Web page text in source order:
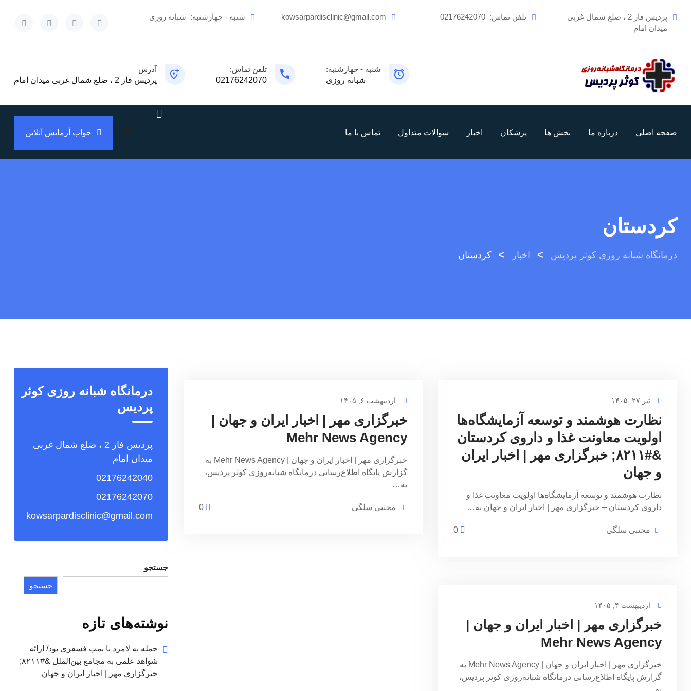
پردیس فاز 2 ، ضلع شمال غربی
میدان امام
تلفن تماس: 02176242070
kowsarpardisclinic@gmail.com شنبه - چهارشنبه: شبانه روزی
شنبه - چهارشنبه:
شبانه روزی
تلفن تماس:
02176242070
آدرس
پردیس فاز 2 ، ضلع شمال غربی میدان امام
صفحه اصلی درباره ما بخش ها پزشکان اخبار سوالات متداول تماس با ما جواب آزمایش آنلاین
کردستان
درمانگاه شبانه روزی کوثر پردیس > اخبار > کردستان
تیر ۲۷, ۱۴۰۵
نظارت هوشمند و توسعه آزمایشگاه‌ها
اولویت معاونت غذا و داروی کردستان
&#۸۲۱۱; خبرگزاری مهر | اخبار ایران
و جهان
نظارت هوشمند و توسعه آزمایشگاه‌ها اولویت معاونت غذا و
داروی کردستان – خبرگزاری مهر | اخبار ایران و جهان به…
مجتبی سلگی
اردیبهشت ۶, ۱۴۰۵
خبرگزاری مهر | اخبار ایران و جهان |
Mehr News Agency
خبرگزاری مهر | اخبار ایران و جهان | Mehr News Agency به
گزارش پایگاه اطلاع‌رسانی درمانگاه شبانه‌روزی کوثر پردیس،
به…
مجتبی سلگی
اردیبهشت ۴, ۱۴۰۵
خبرگزاری مهر | اخبار ایران و جهان |
Mehr News Agency
خبرگزاری مهر | اخبار ایران و جهان | Mehr News Agency به
گزارش پایگاه اطلاع‌رسانی درمانگاه شبانه‌روزی کوثر پردیس،
به…
درمانگاه شبانه روزی کوثر
پردیس
پردیس فاز 2 ، ضلع شمال غربی
میدان امام
02176242040
02176242070
kowsarpardisclinic@gmail.com
جستجو
جستجو
نوشته‌های تازه
حمله به لامرد با بمب فسفری بود/ ارائه
شواهد علمی به مجامع بین‌الملل &#۸۲۱۱;
خبرگزاری مهر | اخبار ایران و جهان